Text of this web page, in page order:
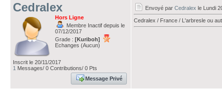
Cedralex
Hors Ligne
Membre Inactif depuis le
07/12/2017
Grade : [Kuriboh]
Echanges (Aucun)
Inscrit le 20/11/2017
1 Messages/ 0 Contributions/ 0 Pts
Message Privé
Envoyé par Cedralex le Lundi
Cedralex / France / L'arbresle ou